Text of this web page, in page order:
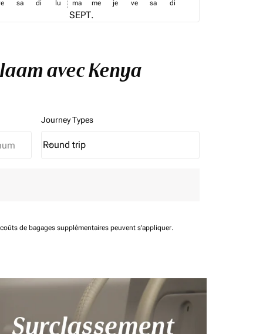
sa di lu ma
SEPT.
me je ve sa di
avec Kenya
Journey Types
Journey Types option Round trip Selected
Round trip
keyboard_arrow_down
de bagages supplémentaires peuvent s'appliquer.